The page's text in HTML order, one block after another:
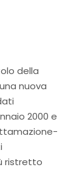
della
nuova
2000 e
ristretto